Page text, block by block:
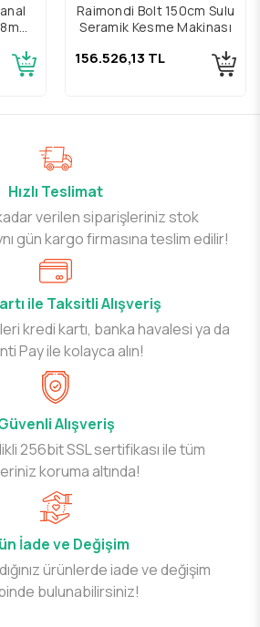
Raimondi Bolt 150cm Sulu
Seramik Kesme Makinası
156.526,13 TL
Hızlı Teslimat
verilen siparişleriniz stok
gün kargo firmasına teslim edilir!
ile Taksitli Alışveriş
kredi kartı, banka havalesi ya da
Pay ile kolayca alın!
Alışveriş
256bit SSL sertifikası ile tüm
koruma altında!
İade ve Değişim
ürünlerde iade ve değişim
bulunabilirsiniz!